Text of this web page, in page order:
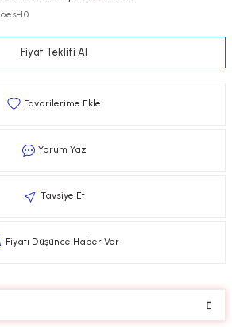
oes-10
Fiyat Teklifi Al
Yorum Yaz
Tavsiye Et
Fiyatı Düşünce Haber Ver